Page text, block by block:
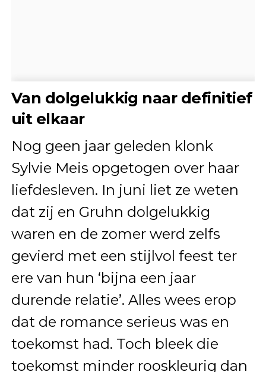
Van dolgelukkig naar definitief
uit elkaar
Nog geen jaar geleden klonk
Sylvie Meis opgetogen over haar
liefdesleven. In juni liet ze weten
dat zij en Gruhn dolgelukkig
waren en de zomer werd zelfs
gevierd met een stijlvol feest ter
ere van hun ‘bijna een jaar
durende relatie’. Alles wees erop
dat de romance serieus was en
toekomst had. Toch bleek die
toekomst minder rooskleurig dan